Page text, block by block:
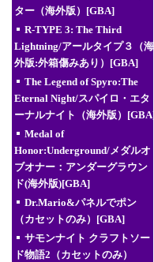
ター（海外版）[GBA]
R-TYPE 3: The Third
Lightning/アールタイプ３（海
外版:外箱傷みあり）[GBA]
The Legend of Spyro:The
Eternal Night/スパイロ・エタ
ーナルナイト（海外版）[GBA]
Medal of
Honor:Underground/メダルオ
ブオナー：アンダーグラウン
ド(海外版)[GBA]
Dr.Mario&パネルでポン
（カセットのみ）[GBA]
サモンナイト クラフトソー
ド物語2（カセットのみ）